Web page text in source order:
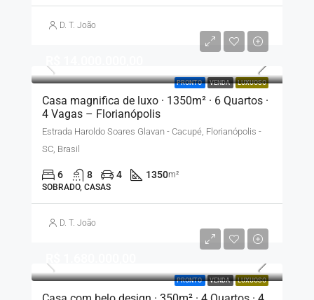
D. T. João
PRONTO VENDA LUXUOSO
Casa magnifica de luxo · 1350m² · 6 Quartos ·
4 Vagas – Florianópolis
Estrada Haroldo Soares Glavan - Cacupé, Florianópolis -
SC, Brasil
6 8 4 1350m²
SOBRADO, CASAS
D. T. João
PRONTO VENDA LUXUOSO